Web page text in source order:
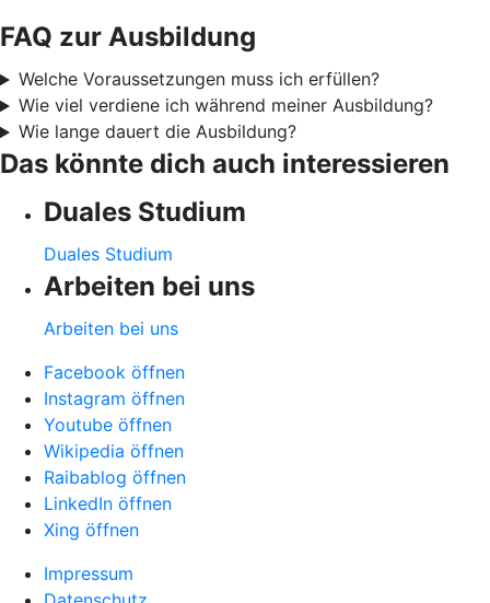
FAQ zur Ausbildung
Welche Voraussetzungen muss ich erfüllen?
Wie viel verdiene ich während meiner Ausbildung?
Wie lange dauert die Ausbildung?
Das könnte dich auch interessieren
Duales Studium
Duales Studium
Arbeiten bei uns
Arbeiten bei uns
Facebook öffnen
Instagram öffnen
Youtube öffnen
Wikipedia öffnen
Raibablog öffnen
LinkedIn öffnen
Xing öffnen
Impressum